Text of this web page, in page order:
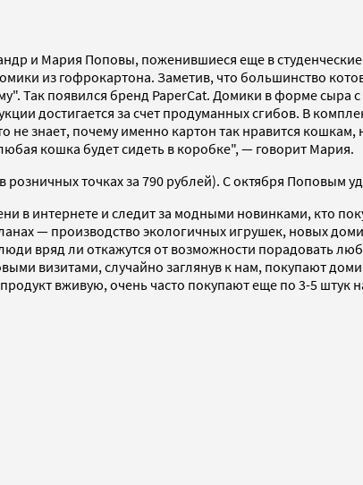
и Мария Поповы, поженившиеся еще в
из гофрокартона. Заметив, что большинство
Так появился бренд PaperCat. Домики в форме
достигается за счет продуманных сгибов. В
не знает, почему именно картон так нравится
кошка будет сидеть в коробке", — говорит Мария.
розничных точках за 790 рублей). С октября Поповым
в интернете и следит за модными новинками, кто
— производство экологичных игрушек, новых
вряд ли откажутся от возможности порадовать
визитами, случайно заглянув к нам, покупают
вживую, очень часто покупают еще по 3-5 штук